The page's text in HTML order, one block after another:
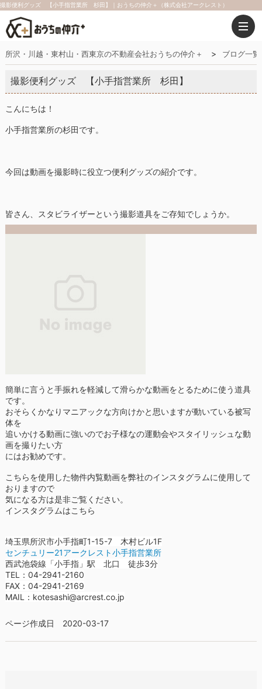
撮影便利グッズ 【小手指営業所 杉田】｜おうちの仲介＋（株式会社アークレスト）
所沢・川越・東村山・西東京の不動産会社おうちの仲介＋ ブログ一覧
撮影便利グッズ 【小手指営業所 杉田】
こんにちは！
小手指営業所の杉田です。
今回は動画を撮影時に役立つ便利グッズの紹介です。
皆さん、スタビライザーという撮影道具をご存知でしょうか。
簡単に言うと手振れを軽減して滑らかな動画をとるために使う道具
です。
おそらくかなりマニアックな方向けかと思いますが動いている被写
体を
追いかける動画に強いのでお子様なの運動会やスタイリッシュな動
画を撮りたい方
にはお勧めです。
こちらを使用した物件内覧動画を弊社のインスタグラムに使用して
おりますので
気になる方は是非ご覧ください。
インスタグラムはこちら
埼玉県所沢市小手指町1-15-7 木村ビル1F
センチュリー21アークレスト小手指営業所
西武池袋線「小手指」駅 北口 徒歩3分
TEL：04-2941-2160
FAX：04-2941-2169
MAIL：kotesashi@arcrest.co.jp
ページ作成日 2020-03-17